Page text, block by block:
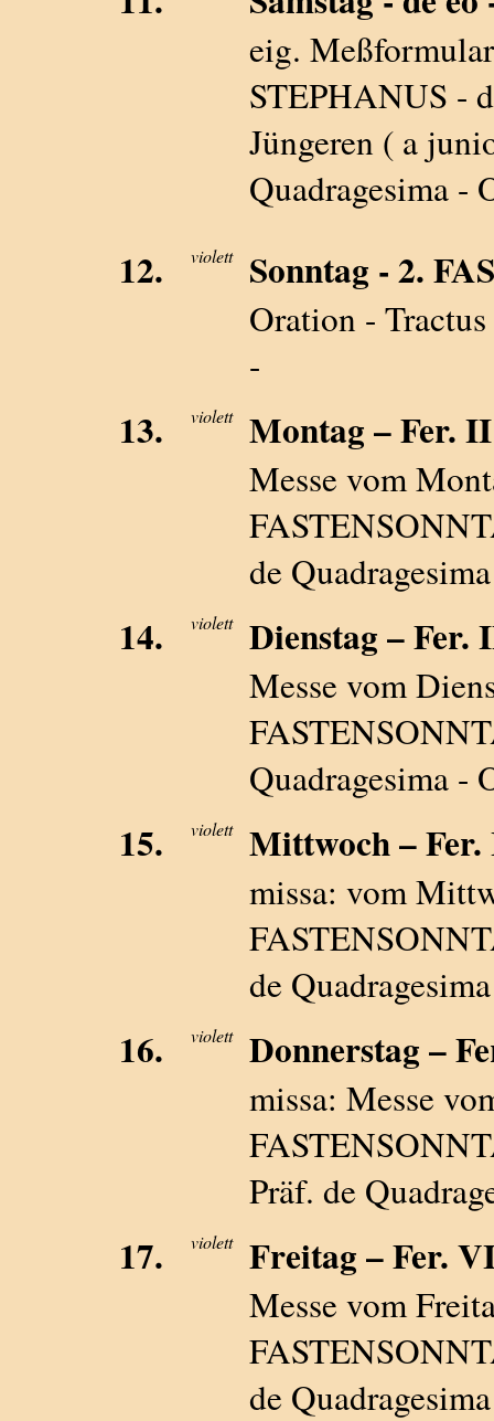
eig.
STEPHANUS -
Jüngeren ( a
Quadragesima -
12. violett Sonntag - 2.
Oration -
-
13. violett Montag – Fer.
Messe vom
de
14. violett Dienstag –
Messe vom
Quadragesima -
15. violett Mittwoch –
missa: vom
de
16. violett Donnerstag –
missa: Messe
Präf. de
17. violett Freitag – Fer.
Messe vom
de